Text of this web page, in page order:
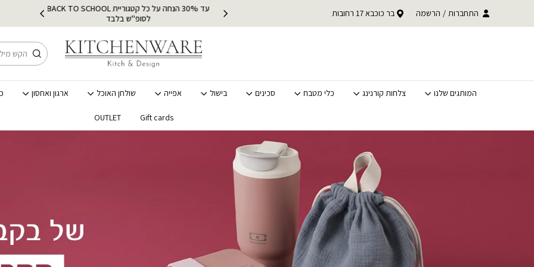
משלוחים מהירים לכל הארץ
עד 30% הנחה על כל קטגוריית BACK TO SCHOOL
לסופ"ש בלבד
התחברות / הרשמה בר כוכבא 17 רחובות
חיפוש
המותגים שלנו צלחות קורנינג כלי מטבח סכינים בישול אפייה שולחן האוכל ארגון ואחסון
Gift cards
OUTLET